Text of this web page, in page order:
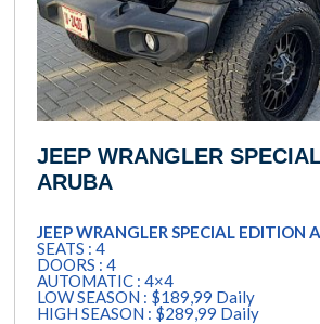
JEEP WRANGLER
ARUBA
JEEP WRANGLER SPECIAL EDITION
SEATS : 4
DOORS : 4
AUTOMATIC : 4×4
LOW SEASON : $189,99 Daily
HIGH SEASON : $289,99 Daily